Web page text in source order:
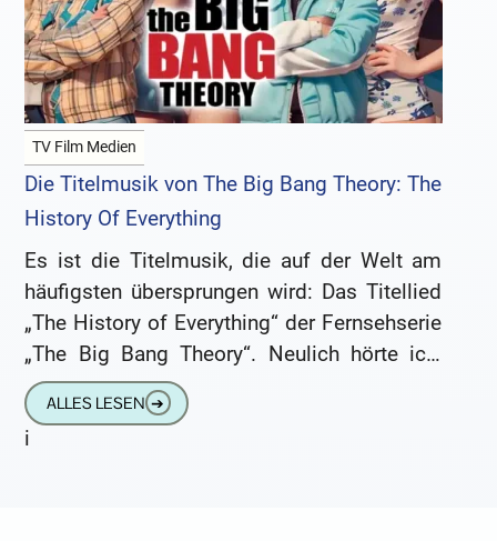
TV Film Medien
Die Titelmusik von The Big Bang Theory: The
History Of Everything
Es ist die Titelmusik, die auf der Welt am
häufigsten übersprungen wird: Das Titellied
„The History of Everything“ der Fernsehserie
„The Big Bang Theory“. Neulich hörte ich,
wie sich zwei
ALLES LESEN ➔
i